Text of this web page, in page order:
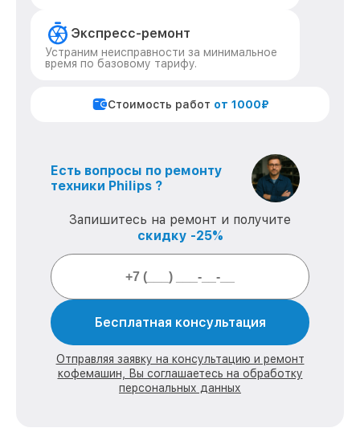
Экспресс-ремонт
Устраним неисправности за минимальное
время по базовому тарифу.
Стоимость работ от 1000₽
Есть вопросы по ремонту
техники Philips ?
Запишитесь на ремонт и получите
скидку -25%
Бесплатная консультация
Отправляя заявку на консультацию и ремонт
кофемашин, Вы соглашаетесь на обработку
персональных данных